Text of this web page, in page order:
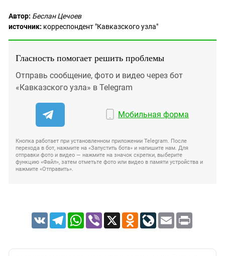
Автор: Беслан Цечоев
источник: корреспондент "Кавказского узла"
Гласность помогает решить проблемы
Отправь сообщение, фото и видео через бот
«Кавказского узла» в Telegram
Мобильная форма
Кнопка работает при установленном приложении Telegram. После
перехода в бот, нажмите на «Запустить бота» и напишите нам. Для
отправки фото и видео — нажмите на значок скрепки, выберите
функцию «Файл», затем отметьте фото или видео в памяти устройства и
нажмите «Отправить».
VK TelegramWhatsApp
Viber X Odnoklassniki
LiveJournal
Email Print